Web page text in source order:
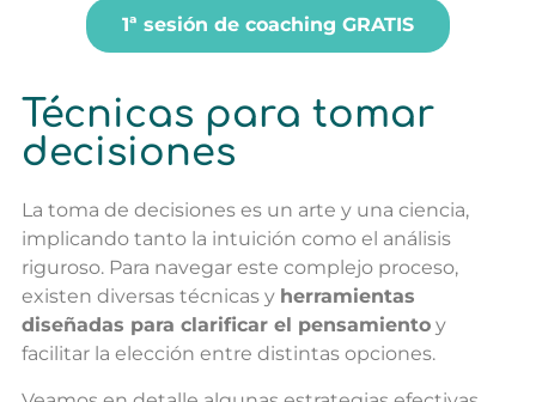
1ª sesión de coaching GRATIS
Técnicas para tomar
decisiones
La toma de decisiones es un arte y una ciencia,
implicando tanto la intuición como el análisis
riguroso. Para navegar este complejo proceso,
existen diversas técnicas y herramientas
diseñadas para clarificar el pensamiento y
facilitar la elección entre distintas opciones.